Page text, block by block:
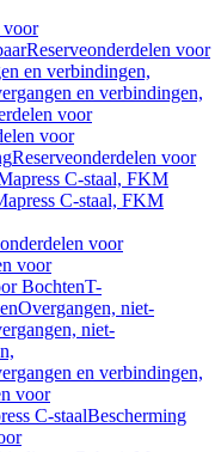
voor
Reserveonderdelen voor
en verbindingen,
en verbindingen,
voor
voor
Reserveonderdelen voor
C-staal, FKM
C-staal, FKM
voor
voor
BochtenT-
Overgangen, niet-
niet-
en verbindingen,
voor
C-staalBescherming